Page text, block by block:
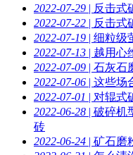
2022-07-29 | 反击式
2022-07-22 | 反击式
2022-07-19 | 细粒级
2022-07-13 | 越用心
2022-07-09 | 石灰石
2022-07-06 | 这些场
2022-07-01 | 对辊式
2022-06-28 | 破碎机
砖
2022-06-24 | 矿石磨